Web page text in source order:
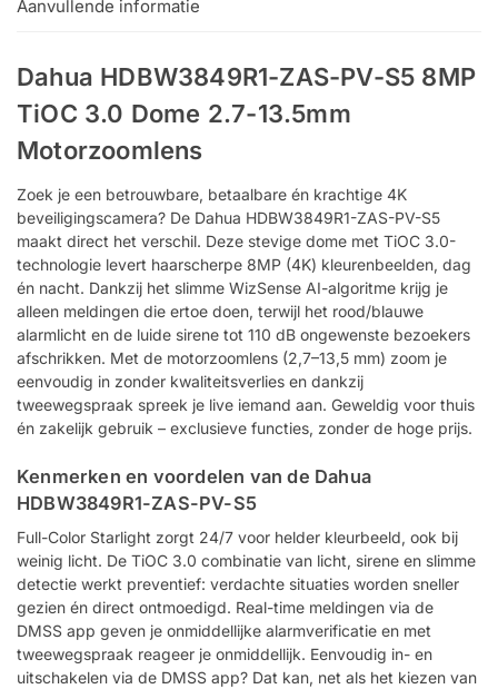
Aanvullende informatie
Dahua HDBW3849R1-ZAS-PV-S5 8MP
TiOC 3.0 Dome 2.7-13.5mm
Motorzoomlens
Zoek je een betrouwbare, betaalbare én krachtige 4K
beveiligingscamera? De Dahua HDBW3849R1-ZAS-PV-S5
maakt direct het verschil. Deze stevige dome met TiOC 3.0-
technologie levert haarscherpe 8MP (4K) kleurenbeelden, dag
én nacht. Dankzij het slimme WizSense AI-algoritme krijg je
alleen meldingen die ertoe doen, terwijl het rood/blauwe
alarmlicht en de luide sirene tot 110 dB ongewenste bezoekers
afschrikken. Met de motorzoomlens (2,7–13,5 mm) zoom je
eenvoudig in zonder kwaliteitsverlies en dankzij
tweewegspraak spreek je live iemand aan. Geweldig voor thuis
én zakelijk gebruik – exclusieve functies, zonder de hoge prijs.
Kenmerken en voordelen van de Dahua
HDBW3849R1-ZAS-PV-S5
Full-Color Starlight zorgt 24/7 voor helder kleurbeeld, ook bij
weinig licht. De TiOC 3.0 combinatie van licht, sirene en slimme
detectie werkt preventief: verdachte situaties worden sneller
gezien én direct ontmoedigd. Real-time meldingen via de
DMSS app geven je onmiddellijke alarmverificatie en met
tweewegspraak reageer je onmiddellijk. Eenvoudig in- en
uitschakelen via de DMSS app? Dat kan, net als het kiezen van